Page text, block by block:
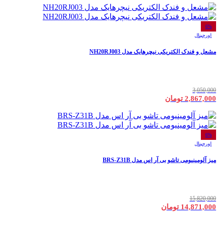
6%
اورجینال
مشعل و فندک الکتریکی نیچرهایک مدل NH20RJ003
3,050,000
2,867,000 تومان
6%
اورجینال
میز آلومینیومی تاشو بی آر اس مدل BRS-Z31B
15,820,000
14,871,000 تومان